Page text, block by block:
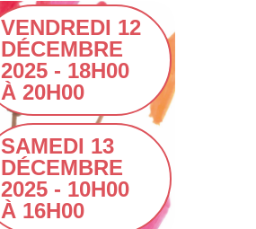
VENDREDI 12
DÉCEMBRE
2025 - 18H00
À 20H00
SAMEDI 13
DÉCEMBRE
2025 - 10H00
À 16H00